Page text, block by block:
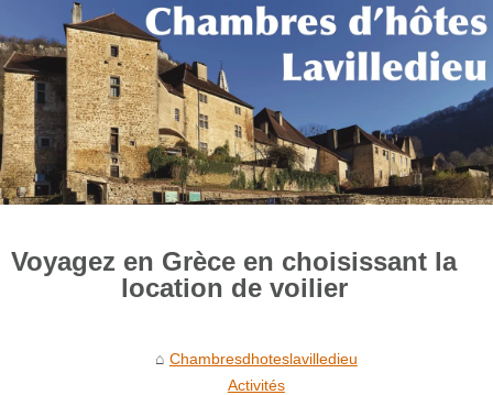
Voyagez en Grèce en choisissant la
location de voilier
Chambresdhoteslavilledieu
Activités